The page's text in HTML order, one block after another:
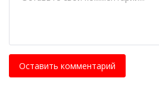
Оставить комментарий